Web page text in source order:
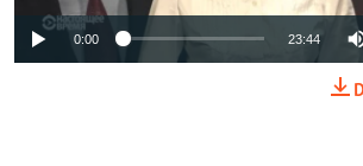
0:00 23:44